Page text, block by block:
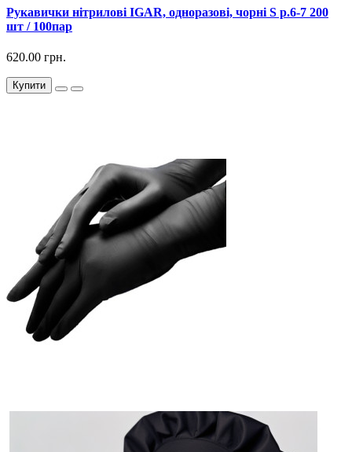
Рукавички нітрилові IGAR, одноразові, чорні S р.6-7 200
шт / 100пар
620.00 грн.
Купити